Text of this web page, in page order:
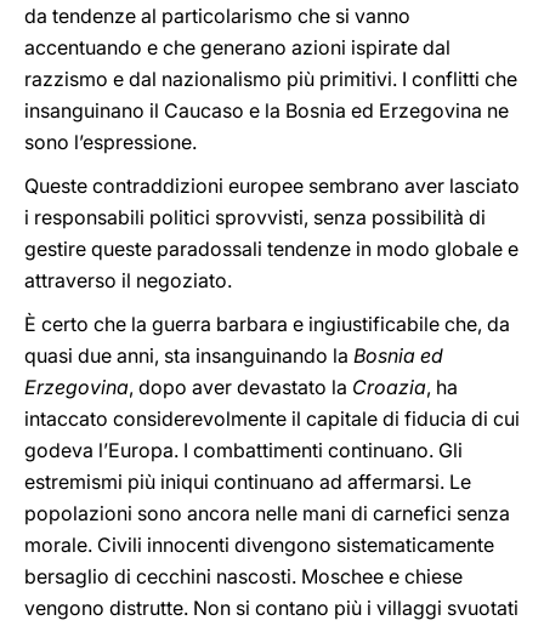
da tendenze al particolarismo che si vanno
accentuando e che generano azioni ispirate dal
razzismo e dal nazionalismo più primitivi. I conflitti che
insanguinano il Caucaso e la Bosnia ed Erzegovina ne
sono l’espressione.
Queste contraddizioni europee sembrano aver lasciato
i responsabili politici sprovvisti, senza possibilità di
gestire queste paradossali tendenze in modo globale e
attraverso il negoziato.
È certo che la guerra barbara e ingiustificabile che, da
quasi due anni, sta insanguinando la Bosnia ed
Erzegovina, dopo aver devastato la Croazia, ha
intaccato considerevolmente il capitale di fiducia di cui
godeva l’Europa. I combattimenti continuano. Gli
estremismi più iniqui continuano ad affermarsi. Le
popolazioni sono ancora nelle mani di carnefici senza
morale. Civili innocenti divengono sistematicamente
bersaglio di cecchini nascosti. Moschee e chiese
vengono distrutte. Non si contano più i villaggi svuotati